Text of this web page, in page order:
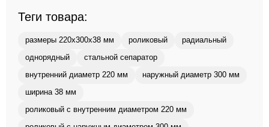
Теги товара:
размеры 220x300x38 мм роликовый радиальный
однорядный стальной сепаратор
внутренний диаметр 220 мм наружный диаметр 300 мм
ширина 38 мм
роликовый с внутренним диаметром 220 мм